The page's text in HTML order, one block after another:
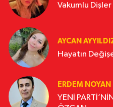
Vakumlu Dişler
AYCAN
Hayatın
ERDEM NOYAN
YENİ